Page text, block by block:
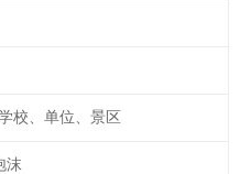
校、单位、景区
沫